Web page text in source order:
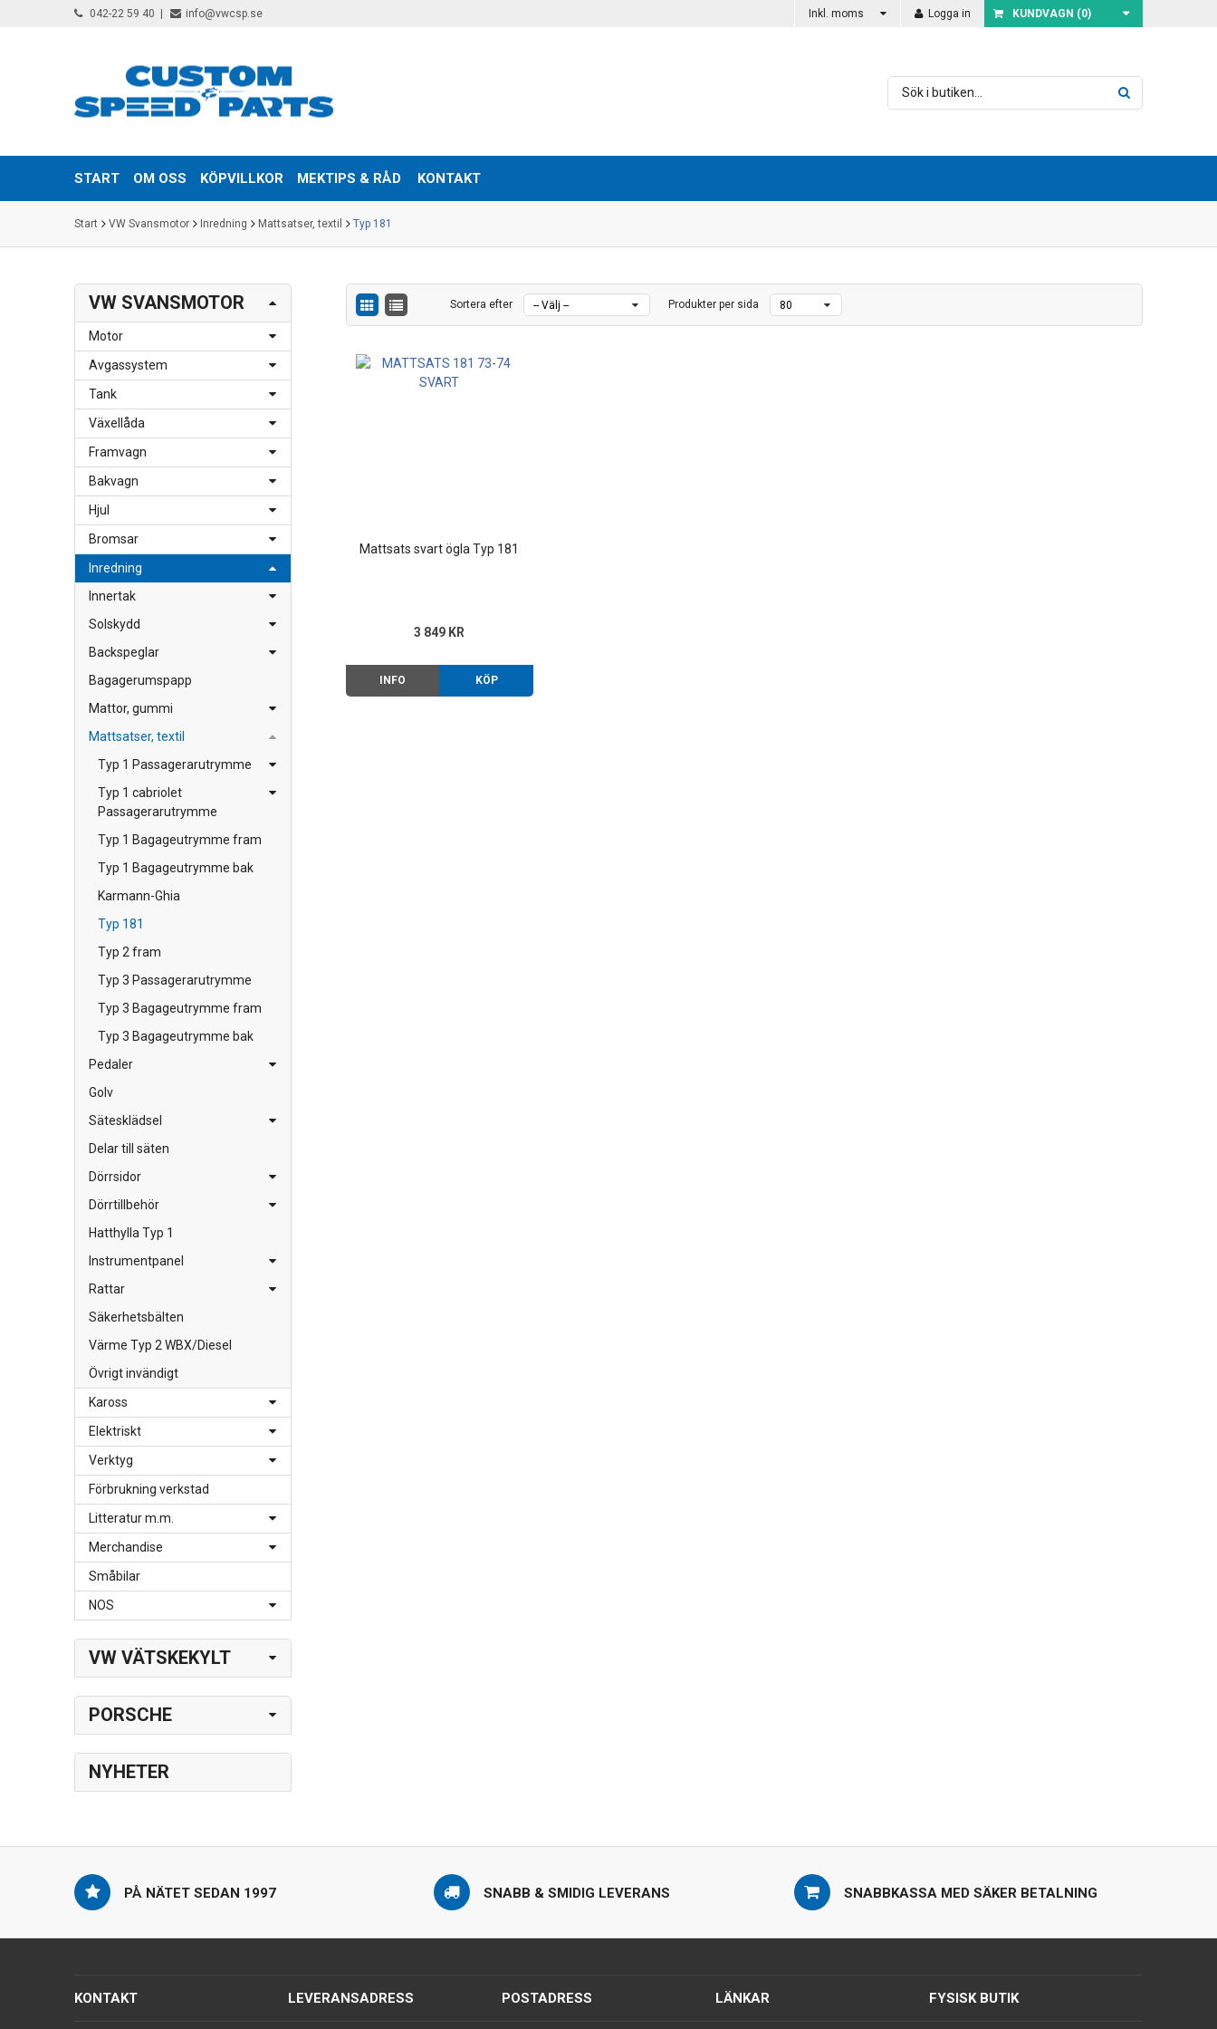
042-22 59 40 info@vwcsp.se Inkl. moms Logga in KUNDVAGN (0)
START OM OSS KÖPVILLKOR MEKTIPS & RÅD KONTAKT
Start VW Svansmotor Inredning Mattsatser, textil Typ 181
VW SVANSMOTOR
Motor
Avgassystem
Tank
Växellåda
Framvagn
Bakvagn
Hjul
Bromsar
Inredning
Innertak
Solskydd
Backspeglar
Bagagerumspapp
Mattor, gummi
Mattsatser, textil
Typ 1 Passagerarutrymme
Typ 1 cabriolet
Passagerarutrymme
Typ 1 Bagageutrymme fram
Typ 1 Bagageutrymme bak
Karmann-Ghia
Typ 181
Typ 2 fram
Typ 3 Passagerarutrymme
Typ 3 Bagageutrymme fram
Typ 3 Bagageutrymme bak
Pedaler
Golv
Sätesklädsel
Delar till säten
Dörrsidor
Dörrtillbehör
Hatthylla Typ 1
Instrumentpanel
Rattar
Säkerhetsbälten
Värme Typ 2 WBX/Diesel
Övrigt invändigt
Kaross
Elektriskt
Verktyg
Förbrukning verkstad
Litteratur m.m.
Merchandise
Småbilar
NOS
VW VÄTSKEKYLT
PORSCHE
NYHETER
Sortera efter Produkter per sida
Mattsats svart ögla Typ 181
3 849 KR
INFO KÖP
PÅ NÄTET SEDAN 1997 SNABB & SMIDIG LEVERANS SNABBKASSA MED SÄKER BETALNING
KONTAKT LEVERANSADRESS POSTADRESS LÄNKAR FYSISK BUTIK